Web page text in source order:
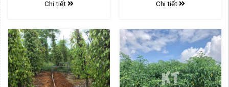
Chi tiết Chi tiết